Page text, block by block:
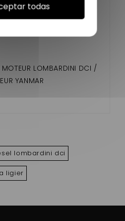
MOTEUR LOMBARDINI DCI /
YANMAR
lombardini dci
ligier
todas